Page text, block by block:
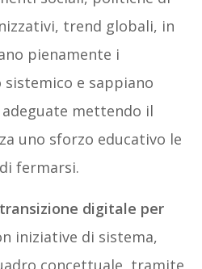
trend globali, in
pienamente i
e sappiano
mettendo il
uno sforzo educativo le
fermarsi.
digitale per
iniziative di sistema,